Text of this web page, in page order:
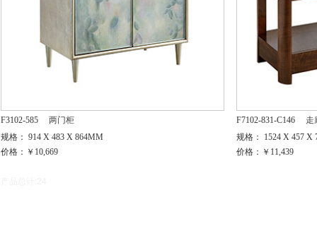
F3102-585
两门柜
规格： 914 X 483 X 864MM
价格：￥10,669
F7102-831-C146
走
规格： 1524 X 457 X
价格：￥11,439